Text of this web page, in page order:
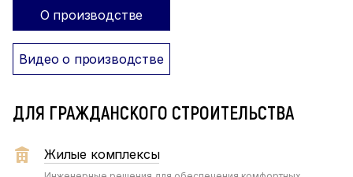
О производстве
Видео о производстве
ДЛЯ ГРАЖДАНСКОГО СТРОИТЕЛЬСТВА
Жилые комплексы